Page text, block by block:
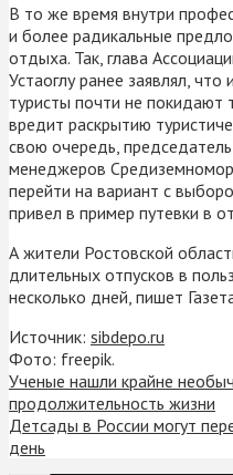
В то же время внутри
и более радикальные
отдыха. Так, глава
Устаоглу ранее заявлял,
туристы почти не покидают
вредит раскрытию
свою очередь,
менеджеров
перейти на вариант с
привел в пример путевки в
А жители Ростовской
длительных отпусков в
несколько дней, пишет
Источник: sibdepo.ru
Фото: freepik.
Ученые нашли крайне
продолжительность жизни
Детсады в России могут
день